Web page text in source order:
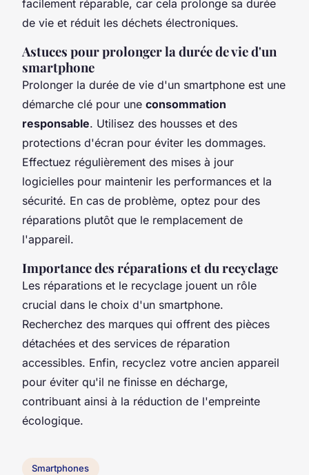
facilement réparable, car cela prolonge sa durée
de vie et réduit les déchets électroniques.
Astuces pour prolonger la durée de vie d'un
smartphone
Prolonger la durée de vie d'un smartphone est une
démarche clé pour une consommation
responsable. Utilisez des housses et des
protections d'écran pour éviter les dommages.
Effectuez régulièrement des mises à jour
logicielles pour maintenir les performances et la
sécurité. En cas de problème, optez pour des
réparations plutôt que le remplacement de
l'appareil.
Importance des réparations et du recyclage
Les réparations et le recyclage jouent un rôle
crucial dans le choix d'un smartphone.
Recherchez des marques qui offrent des pièces
détachées et des services de réparation
accessibles. Enfin, recyclez votre ancien appareil
pour éviter qu'il ne finisse en décharge,
contribuant ainsi à la réduction de l'empreinte
écologique.
Smartphones